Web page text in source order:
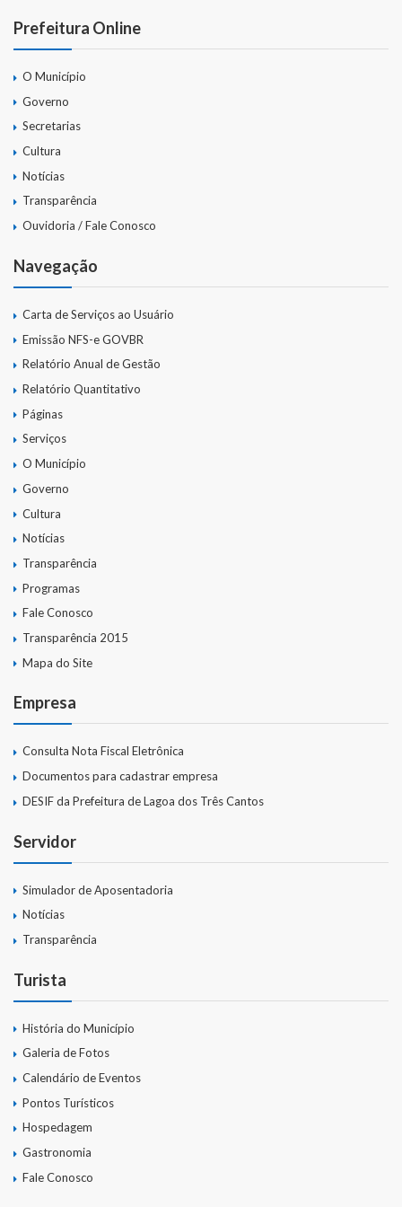
Prefeitura Online
O Município
Governo
Secretarias
Cultura
Notícias
Transparência
Ouvidoria / Fale Conosco
Navegação
Carta de Serviços ao Usuário
Emissão NFS-e GOVBR
Relatório Anual de Gestão
Relatório Quantitativo
Páginas
Serviços
O Município
Governo
Cultura
Notícias
Transparência
Programas
Fale Conosco
Transparência 2015
Mapa do Site
Empresa
Consulta Nota Fiscal Eletrônica
Documentos para cadastrar empresa
DESIF da Prefeitura de Lagoa dos Três Cantos
Servidor
Simulador de Aposentadoria
Notícias
Transparência
Turista
História do Município
Galeria de Fotos
Calendário de Eventos
Pontos Turísticos
Hospedagem
Gastronomia
Fale Conosco